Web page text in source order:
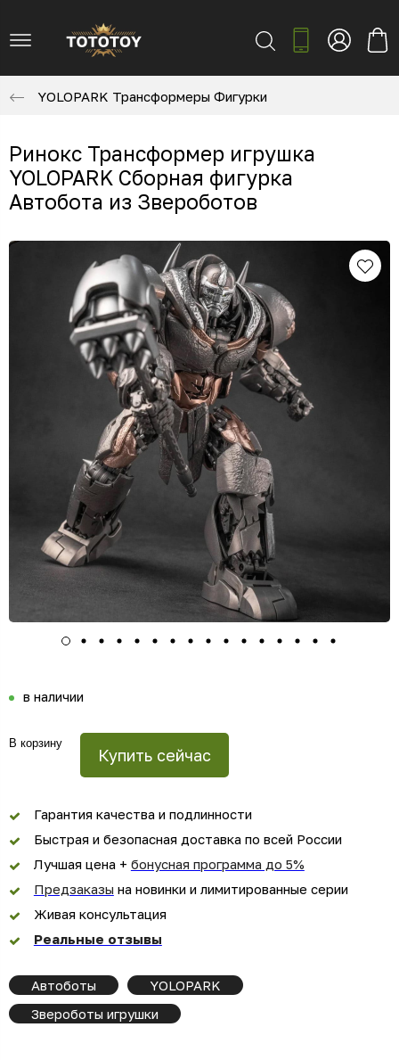
YOLOPARK Трансформеры Фигурки
Ринокс Трансформер игрушка
YOLOPARK Сборная фигурка
Автобота из Звероботов
в наличии
В корзину
Купить сейчас
Гарантия качества и подлинности
Быстрая и безопасная доставка по всей России
Лучшая цена + бонусная программа до 5%
Предзаказы на новинки и лимитированные серии
Живая консультация
Реальные отзывы
Автоботы
YOLOPARK
Звероботы игрушки